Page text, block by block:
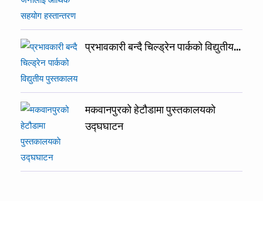
प्रभावकारी बन्दै चिल्ड्रेन पार्कको विद्युतीय…
मकवानपुरको हेटौडामा पुस्तकालयकाे
उद्घघाटन